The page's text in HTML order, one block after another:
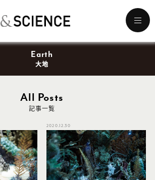
ュ
Earth
大地
All Posts
記事一覧
2020.12.30